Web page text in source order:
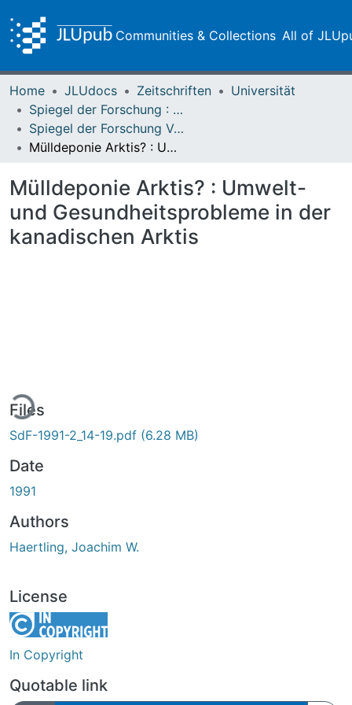
Communities & Collections All of
Home JLUdocs Zeitschriften
Universität
Spiegel der Forschung : Wissenschaftsmagazin
Spiegel der Forschung Vol. 08 (1991) Heft 2
Mülldeponie Arktis? : Umwelt- und Gesundheitsprobleme in der kanadischen Arktis
Mülldeponie Arktis? : Umwelt-
und Gesundheitsprobleme in der
kanadischen Arktis
Files
SdF-1991-2_14-19.pdf (6.28 MB)
Date
1991
Authors
Haertling, Joachim W.
License
In Copyright
Quotable link